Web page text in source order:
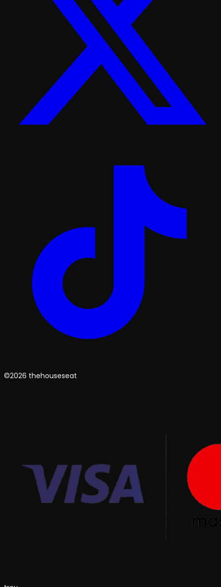
©2026 thehouseseat